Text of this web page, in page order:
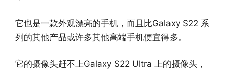
它也是一款外观漂亮的手机，而且比Galaxy S22 系
列的其他产品或许多其他高端手机便宜得多。
它的摄像头赶不上Galaxy S22 Ultra 上的摄像头，